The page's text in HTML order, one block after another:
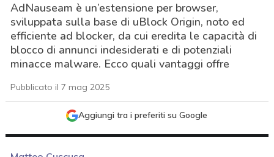
AdNauseam è un’estensione per browser,
sviluppata sulla base di uBlock Origin, noto ed
efficiente ad blocker, da cui eredita le capacità di
blocco di annunci indesiderati e di potenziali
minacce malware. Ecco quali vantaggi offre
Pubblicato il 7 mag 2025
Aggiungi tra i preferiti su Google